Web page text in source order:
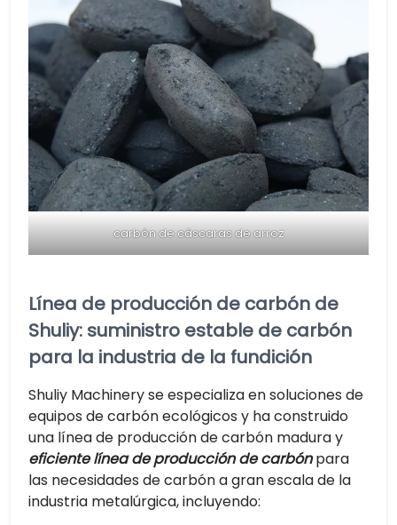
carbón de cáscaras de arroz
Línea de producción de carbón de
Shuliy: suministro estable de carbón
para la industria de la fundición
Shuliy Machinery se especializa en soluciones de
equipos de carbón ecológicos y ha construido
una línea de producción de carbón madura y
eficiente línea de producción de carbónpara
las necesidades de carbón a gran escala de la
industria metalúrgica, incluyendo: